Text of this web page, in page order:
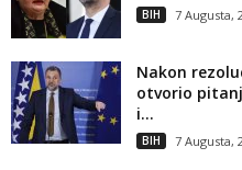
BIH 7 Augusta,
Nakon
otvorio
i...
BIH 7 Augusta,